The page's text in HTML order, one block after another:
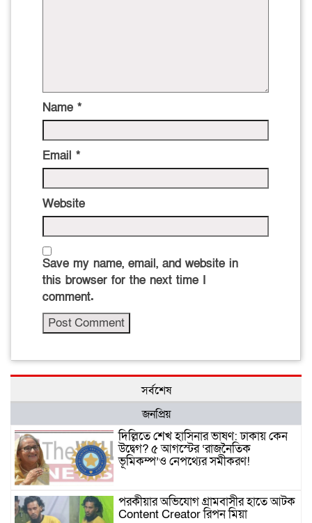
Name *
Email *
Website
Save my name, email, and website in
this browser for the next time I
comment.
সর্বশেষ
জনপ্রিয়
দিল্লিতে শেখ হাসিনার ভাষণ: ঢাকায় কেন
উদ্বেগ? ৫ আগস্টের ‘রাজনৈতিক
ভূমিকম্প’ও নেপথ্যের সমীকরণ!
পরকীয়ার অভিযোগ গ্রামবাসীর হাতে আটক
Content Creator রিপন মিয়া